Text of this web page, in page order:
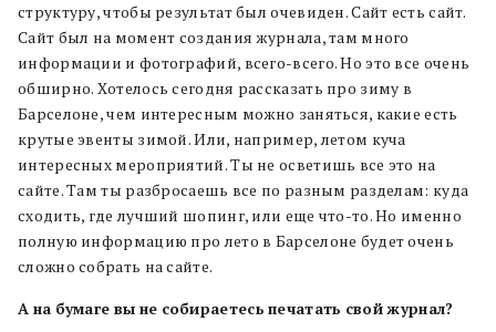
структуру, чтобы результат был очевиден. Сайт есть сайт.
Сайт был на момент создания журнала, там много
информации и фотографий, всего-всего. Но это все очень
обширно. Хотелось сегодня рассказать про зиму в
Барселоне, чем интересным можно заняться, какие есть
крутые эвенты зимой. Или, например, летом куча
интересных мероприятий. Ты не осветишь все это на
сайте. Там ты разбросаешь все по разным разделам: куда
сходить, где лучший шопинг, или еще что-то. Но именно
полную информацию про лето в Барселоне будет очень
сложно собрать на сайте.
А на бумаге вы не собираетесь печатать свойжурнал?